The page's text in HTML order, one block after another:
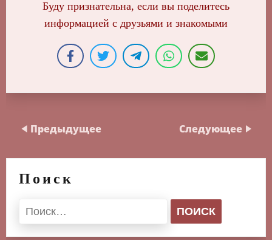
Буду признательна, если вы поделитесь
информацией с друзьями и знакомыми
Предыдущее Следующее
Поиск
Найти: